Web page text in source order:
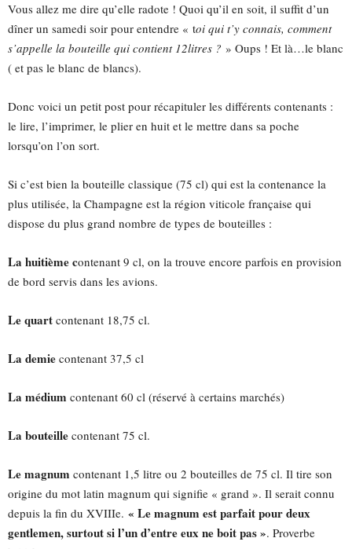
Vous allez me dire qu’elle radote ! Quoi qu’il en soit, il suffit d’un
dîner un samedi soir pour entendre « toi qui t’y connais, comment
s’appelle la bouteille qui contient 12litres ? » Oups ! Et là…le blanc
( et pas le blanc de blancs).
Donc voici un petit post pour récapituler les différents contenants :
le lire, l’imprimer, le plier en huit et le mettre dans sa poche
lorsqu’on l’on sort.
Si c’est bien la bouteille classique (75 cl) qui est la contenance la
plus utilisée, la Champagne est la région viticole française qui
dispose du plus grand nombre de types de bouteilles :
La huitième contenant 9 cl, on la trouve encore parfois en provision
de bord servis dans les avions.
Le quart contenant 18,75 cl.
La demie contenant 37,5 cl
La médium contenant 60 cl (réservé à certains marchés)
La bouteille contenant 75 cl.
Le magnum contenant 1,5 litre ou 2 bouteilles de 75 cl. Il tire son
origine du mot latin magnum qui signifie « grand ». Il serait connu
depuis la fin du XVIIIe. « Le magnum est parfait pour deux
gentlemen, surtout si l’un d’entre eux ne boit pas ». Proverbe